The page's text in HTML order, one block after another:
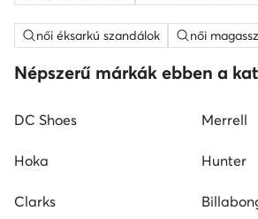
női éksarkú szandálok női
Népszerű márkák ebben a
DC Shoes Merrell
Hoka Hunter
Clarks